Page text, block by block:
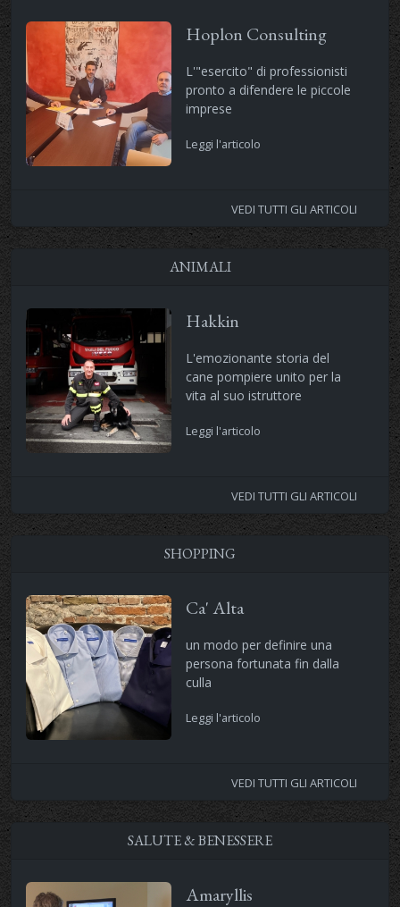
Hoplon Consulting
L'"esercito" di professionisti
pronto a difendere le piccole
imprese
Leggi l'articolo
VEDI TUTTI GLI ARTICOLI
ANIMALI
Hakkin
L'emozionante storia del
cane pompiere unito per la
vita al suo istruttore
Leggi l'articolo
VEDI TUTTI GLI ARTICOLI
SHOPPING
Ca' Alta
un modo per definire una
persona fortunata fin dalla
culla
Leggi l'articolo
VEDI TUTTI GLI ARTICOLI
SALUTE & BENESSERE
Amaryllis